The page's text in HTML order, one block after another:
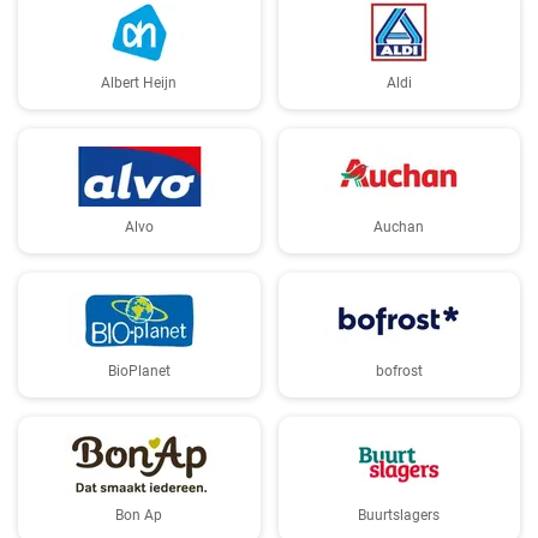
Albert Heijn Aldi
Alvo Auchan
BioPlanet bofrost
Bon Ap Buurtslagers